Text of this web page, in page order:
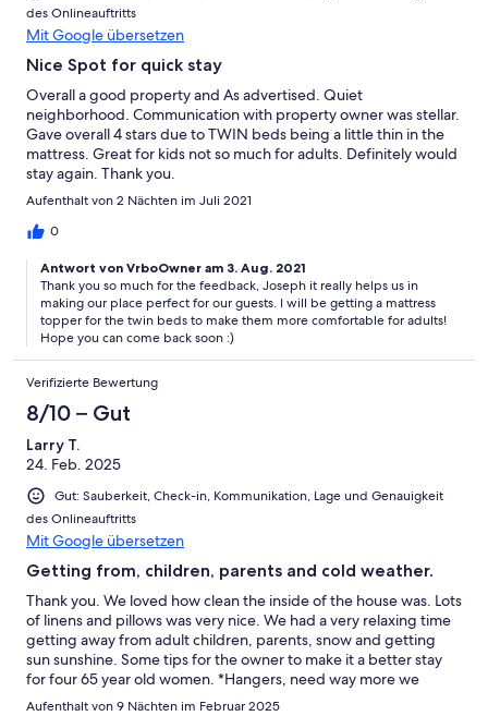
des Onlineauftritts
Mit Google übersetzen
Nice Spot for quick stay
Overall a good property and As advertised. Quiet
neighborhood. Communication with property owner was stellar.
Gave overall 4 stars due to TWIN beds being a little thin in the
mattress. Great for kids not so much for adults. Definitely would
stay again. Thank you.
Aufenthalt von 2 Nächten im Juli 2021
0
Antwort von VrboOwner am 3. Aug. 2021
Thank you so much for the feedback, Joseph it really helps us in
making our place perfect for our guests. I will be getting a mattress
topper for the twin beds to make them more comfortable for adults!
Hope you can come back soon :)
Verifizierte Bewertung
8/10 – Gut
Larry T.
24. Feb. 2025
Gut: Sauberkeit, Check-in, Kommunikation, Lage und Genauigkeit
des Onlineauftritts
Mit Google übersetzen
Getting from, children, parents and cold weather.
Thank you. We loved how clean the inside of the house was. Lots
of linens and pillows was very nice. We had a very relaxing time
getting away from adult children, parents, snow and getting
sun sunshine. Some tips for the owner to make it a better stay
for four 65 year old women. *Hangers, need way more we
bought 1 dozen. But needs more especially in twin room where
Aufenthalt von 9 Nächten im Februar 2025